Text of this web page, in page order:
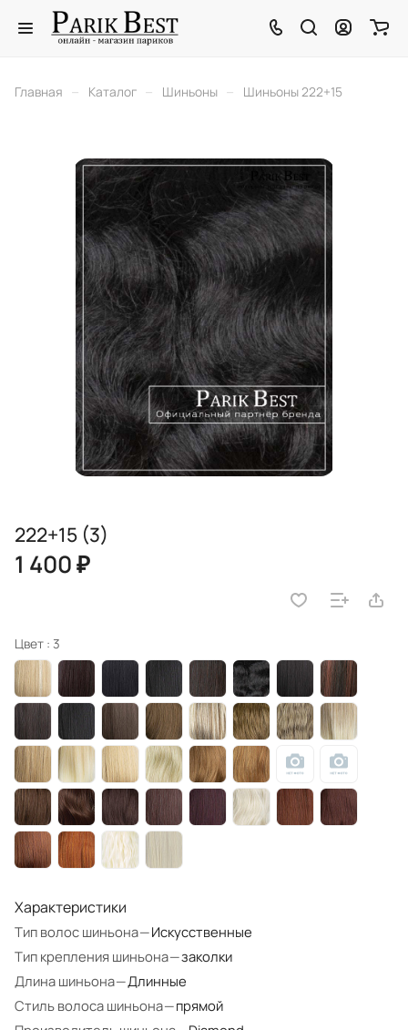
Главная – Каталог – Шиньоны – Шиньоны 222+15
222+15 (3)
1 400 ₽
Цвет : 3
Характеристики
Тип волос шиньона—Искусственные
Тип крепления шиньона—заколки
Длина шиньона—Длинные
Стиль волоса шиньона—прямой